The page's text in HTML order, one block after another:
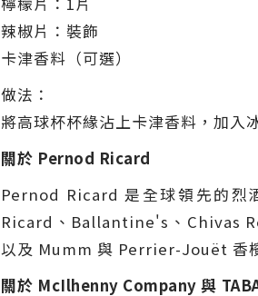
辣椒片：裝飾
卡津香料（可選）
做法：
將高球杯杯緣沾上卡津香料，加入
關於 Pernod Ricard
Pernod Ricard 是全球領先的烈
Ricard、Ballantine's、Chivas
以及 Mumm 與 Perrier-Jouët 香
關於 McIlhenny Company 與